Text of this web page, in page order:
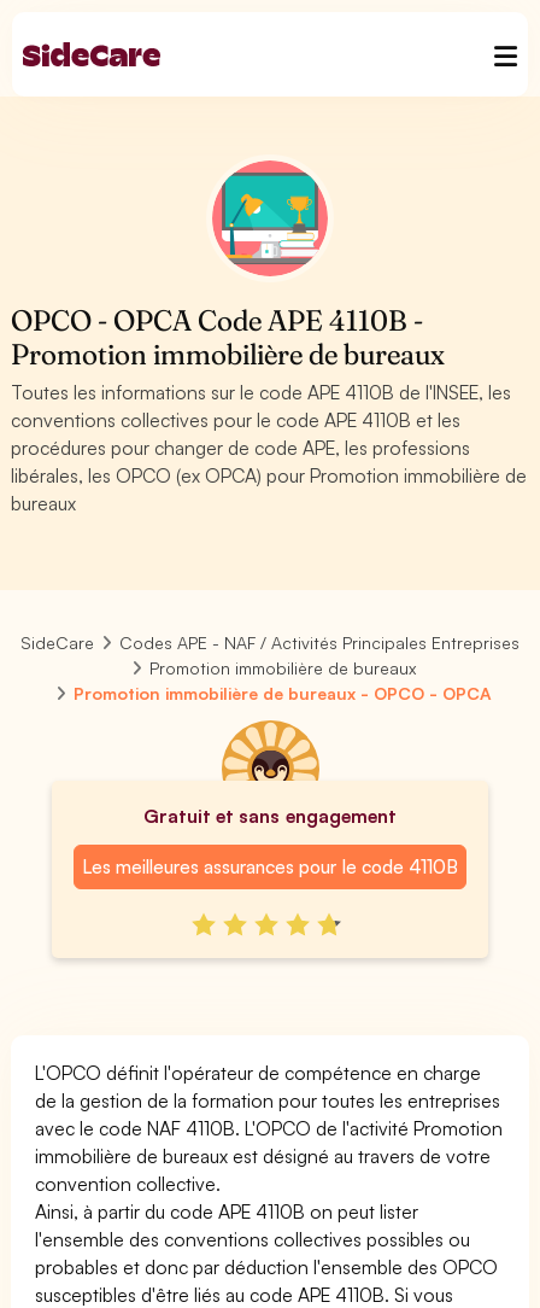
OPCO - OPCA Code APE 4110B -
Promotion immobilière de bureaux
Toutes les informations sur le code APE 4110B de l'INSEE, les
conventions collectives pour le code APE 4110B et les
procédures pour changer de code APE, les professions
libérales, les OPCO (ex OPCA) pour Promotion immobilière de
bureaux
SideCare
Codes APE - NAF / Activités Principales Entreprises
Promotion immobilière de bureaux
Promotion immobilière de bureaux - OPCO - OPCA
Gratuit et sans engagement
Les meilleures assurances pour le code 4110B
L'OPCO définit l'opérateur de compétence en charge
de la gestion de la formation pour toutes les entreprises
avec le code NAF 4110B. L'OPCO de l'activité Promotion
immobilière de bureaux est désigné au travers de votre
convention collective.
Ainsi, à partir du code APE 4110B on peut lister
l'ensemble des conventions collectives possibles ou
probables et donc par déduction l'ensemble des OPCO
susceptibles d'être liés au code APE 4110B. Si vous